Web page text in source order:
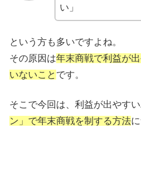
い」
という方も多いですよね。
その原因は年末商戦で利益が
いないこと です。
そこで今回は、利益が出やす
ン」で年末商戦を制する方法